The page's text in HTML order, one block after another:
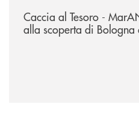
Caccia al Tesoro -
alla scoperta di Bologna